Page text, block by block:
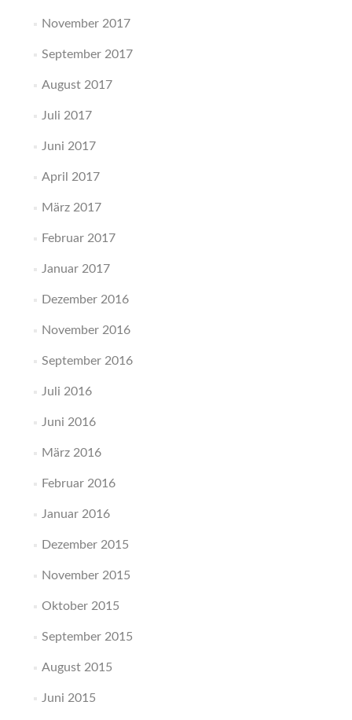
November 2017
September 2017
August 2017
Juli 2017
Juni 2017
April 2017
März 2017
Februar 2017
Januar 2017
Dezember 2016
November 2016
September 2016
Juli 2016
Juni 2016
März 2016
Februar 2016
Januar 2016
Dezember 2015
November 2015
Oktober 2015
September 2015
August 2015
Juni 2015